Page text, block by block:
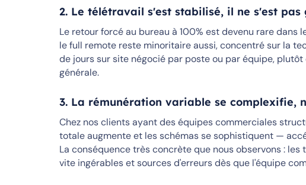
2. Le télétravail s'est stabilisé, il ne s'est pas
Le retour forcé au bureau à 100% est devenu rare
le full remote reste minoritaire aussi, concentré sur la
de jours sur site négocié par poste ou par équipe,
générale.
3. La rémunération variable se complexifie,
Chez nos clients ayant des équipes commerciales
totale augmente et les schémas se sophistiquent —
La conséquence très concrète que nous observons :
vite ingérables et sources d'erreurs dès que l'équipe